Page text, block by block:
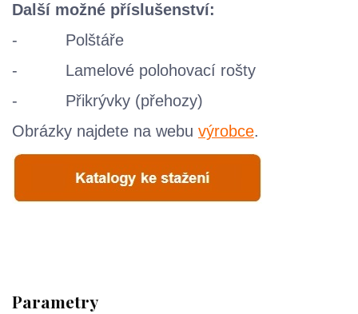
Další možné příslušenství:
- Polštáře
- Lamelové polohovací rošty
- Přikrývky (přehozy)
Obrázky najdete na webu výrobce.
Parametry